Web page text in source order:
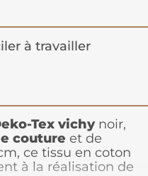
à travailler
Tex vichy noir,
couture et de
ce tissu en coton
à la réalisation de